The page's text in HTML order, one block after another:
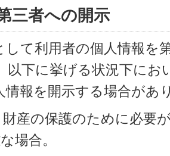
三者への開示
して利用者の個人情報を
以下に挙げる状況下にお
情報を開示する場合があ
産の保護のために必要
場合。